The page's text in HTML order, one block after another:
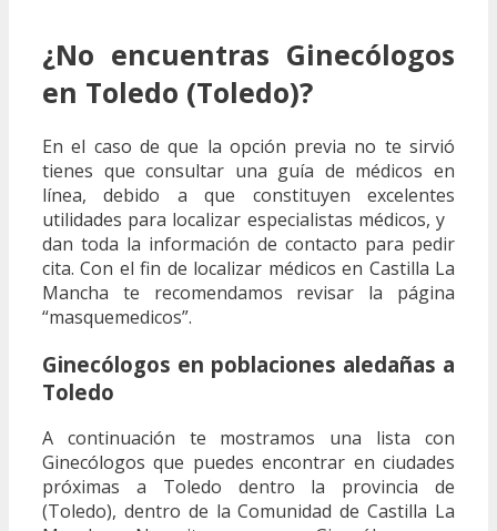
¿No encuentras Ginecólogos
en Toledo (Toledo)?
En el caso de que la opción previa no te sirvió
tienes que consultar una guía de médicos en
línea, debido a que constituyen excelentes
utilidades para localizar especialistas médicos, y
dan toda la información de contacto para pedir
cita. Con el fin de localizar médicos en Castilla La
Mancha te recomendamos revisar la página
“masquemedicos”.
Ginecólogos en poblaciones aledañas a
Toledo
A continuación te mostramos una lista con
Ginecólogos que puedes encontrar en ciudades
próximas a Toledo dentro la provincia de
(Toledo), dentro de la Comunidad de Castilla La